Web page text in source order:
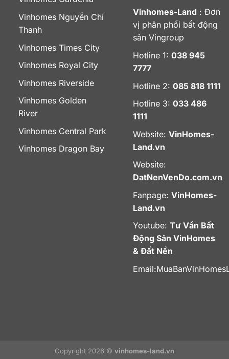
Vinhomes Nguyễn Chí
Thanh
Vinhomes Times City
Vinhomes Royal City
Vinhomes Riverside
Vinhomes Golden
River
Vinhomes Central Park
Vinhomes Dragon Bay
Vinhomes-Land : Đơn
vị phân phối bất động
sản Vingroup
Hotline 1: 038 945
7777
Hotline 2: 085 818 1111
Hotline 3: 033 486
1111
Website: VinHomes-
Land.vn
Website:
DatNenVenDo.com.vn
Fanpage: VinHomes-
Land.vn
Youtube: Tư Vấn Bất
Động Sản VinHomes
& Đất Nền
Email:
Copyright 2026 © vinhomes-land.vn